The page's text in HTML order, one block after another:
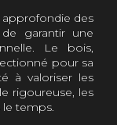
des
garantir une
Le bois,
pour sa
à valoriser les
rigoureuse, les
le temps.